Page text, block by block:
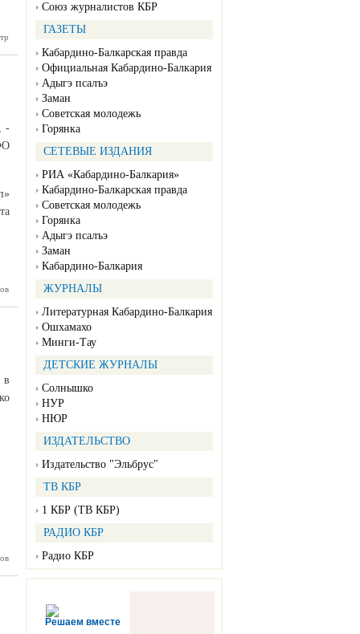
Союз журналистов КБР
ГАЗЕТЫ
Кабардино-Балкарская правда
Официальная Кабардино-Балкария
Адыгэ псалъэ
Заман
Советская молодежь
Горянка
СЕТЕВЫЕ ИЗДАНИЯ
РИА «Кабардино-Балкария»
Кабардино-Балкарская правда
Советская молодежь
Горянка
Адыгэ псалъэ
Заман
Кабардино-Балкария
ЖУРНАЛЫ
Литературная Кабардино-Балкария
Ошхамахо
Минги-Тау
ДЕТСКИЕ ЖУРНАЛЫ
Солнышко
НУР
НЮР
ИЗДАТЕЛЬСТВО
Издательство "Эльбрус"
ТВ КБР
1 КБР (ТВ КБР)
РАДИО КБР
Радио КБР
Решаем вместе
в
-
в
и